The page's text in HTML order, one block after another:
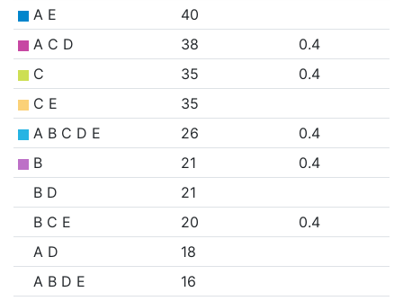
A E
40
A C D
38
0.4
C
35
0.4
C E
35
A B C D E
26
0.4
B
21
0.4
B D
21
B C E
20
0.4
A D
18
A B D E
16